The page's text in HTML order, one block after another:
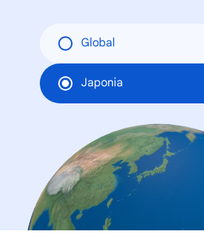
Global
Japonia